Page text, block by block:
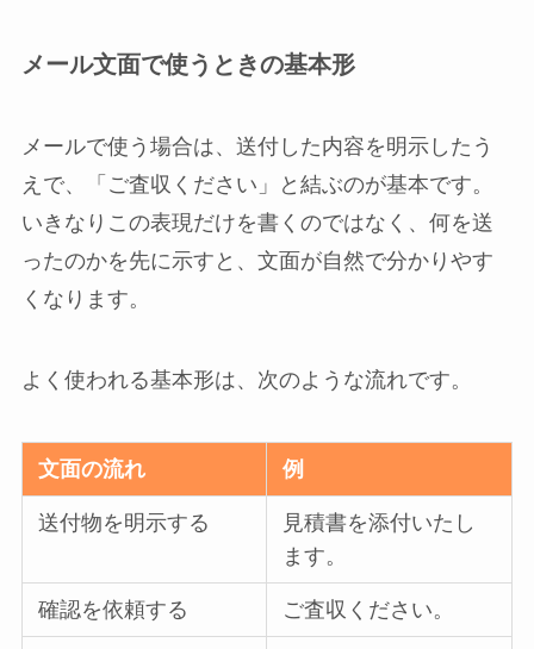
メール文面で使うときの基本形
メールで使う場合は、送付した内容を明示したう
えで、「ご査収ください」と結ぶのが基本です。
いきなりこの表現だけを書くのではなく、何を送
ったのかを先に示すと、文面が自然で分かりやす
くなります。
よく使われる基本形は、次のような流れです。
文面の流れ 例
送付物を明示する
見積書を添付いたし
ます。
確認を依頼する ご査収ください。